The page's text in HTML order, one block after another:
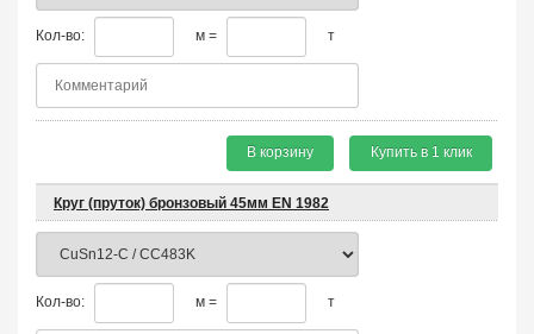
Кол-во: м = т
В корзину Купить в 1 клик
Круг (пруток) бронзовый 45мм EN 1982
Кол-во: м = т